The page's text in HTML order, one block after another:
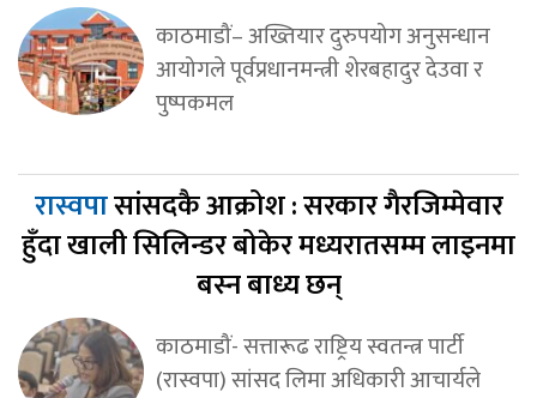
काठमाडौं– अख्तियार दुरुपयोग अनुसन्धान
आयोगले पूर्वप्रधानमन्त्री शेरबहादुर देउवा र
पुष्पकमल
रास्वपासांसदकै आक्रोश : सरकार गैरजिम्मेवार
हुँदा खाली सिलिन्डर बोकेर मध्यरातसम्म लाइनमा
बस्न बाध्य छन्
काठमाडौं- सत्तारूढ राष्ट्रिय स्वतन्त्र पार्टी
(रास्वपा) सांसद लिमा अधिकारी आचार्यले